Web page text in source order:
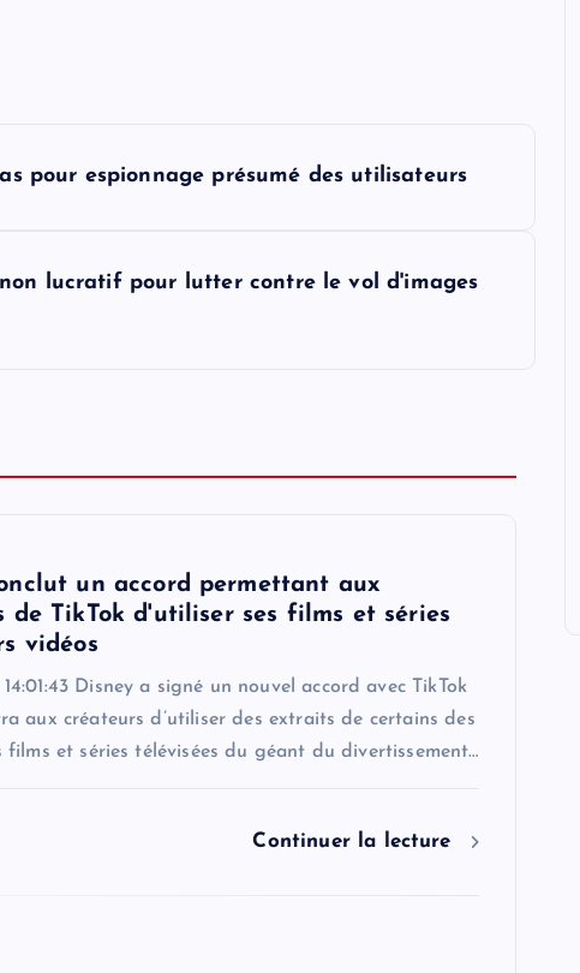
pour espionnage présumé des utilisateurs
lucratif pour lutter contre le vol d'images
un accord permettant aux
de TikTok d'utiliser ses films et séries
vidéos
Disney a signé un nouvel accord avec TikTok
aux créateurs d’utiliser des extraits de certains des
films et séries télévisées du géant du divertissement…
Continuer la lecture